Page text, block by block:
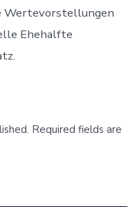
Wertevorstellungen
Ehehalfte
Required fields are